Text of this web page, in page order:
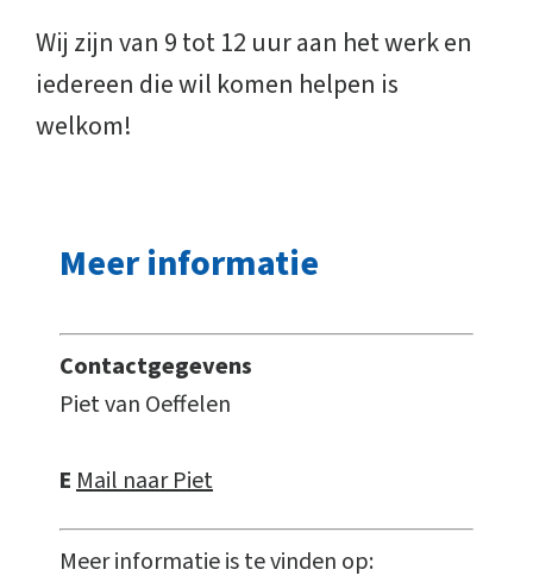
Wij zijn van 9 tot 12 uur aan het werk en
iedereen die wil komen helpen is
welkom!
Meer informatie
Contactgegevens
Piet van Oeffelen
EMail naar Piet
Meer informatie is te vinden op: